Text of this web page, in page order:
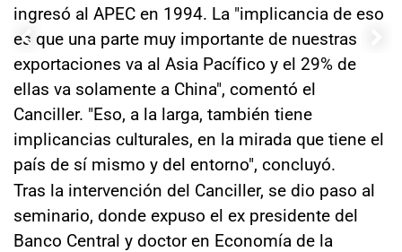
ingresó al APEC en 1994. La "implicancia de eso
es que una parte muy importante de nuestras
exportaciones va al Asia Pacífico y el 29% de
ellas va solamente a China", comentó el
Canciller. "Eso, a la larga, también tiene
implicancias culturales, en la mirada que tiene el
país de sí mismo y del entorno", concluyó.
Tras la intervención del Canciller, se dio paso al
seminario, donde expuso el ex presidente del
Banco Central y doctor en Economía de la